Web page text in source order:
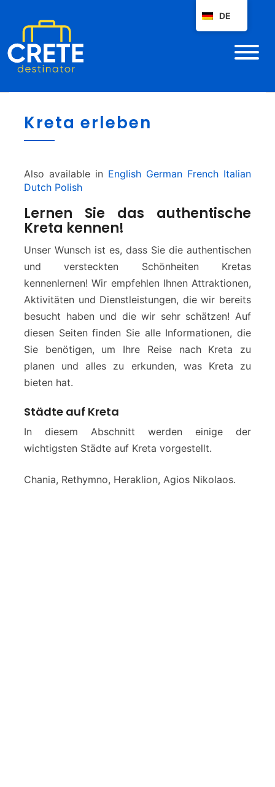
r
e
e
n
Kreta erleben
Also available in English German French Italian
Dutch Polish
Lernen Sie das authentische
Kreta kennen!
Unser Wunsch ist es, dass Sie die authentischen
und versteckten Schönheiten Kretas
kennenlernen! Wir empfehlen Ihnen Attraktionen,
Aktivitäten und Dienstleistungen, die wir bereits
besucht haben und die wir sehr schätzen! Auf
diesen Seiten finden Sie alle Informationen, die
Sie benötigen, um Ihre Reise nach Kreta zu
planen und alles zu erkunden, was Kreta zu
bieten hat.
Städte auf Kreta
In diesem Abschnitt werden einige der
wichtigsten Städte auf Kreta vorgestellt.
Chania, Rethymno, Heraklion, Agios Nikolaos.
DE